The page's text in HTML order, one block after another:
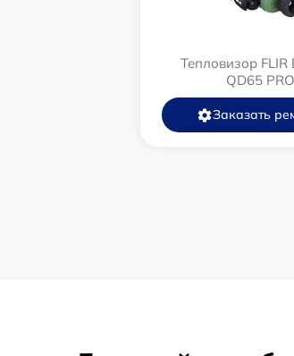
Тепловизор FLIR
QD65 PRO
Заказать